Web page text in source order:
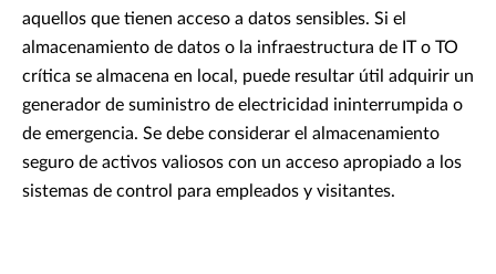
aquellos que tienen acceso a datos sensibles. Si el
almacenamiento de datos o la infraestructura de IT o TO
crítica se almacena en local, puede resultar útil adquirir un
generador de suministro de electricidad ininterrumpida o
de emergencia. Se debe considerar el almacenamiento
seguro de activos valiosos con un acceso apropiado a los
sistemas de control para empleados y visitantes.